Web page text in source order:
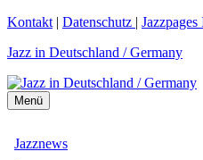
Zum
springen
Kontakt | Datenschutz |
Jazz in Deutschland / Germany
Menü
Jazznews